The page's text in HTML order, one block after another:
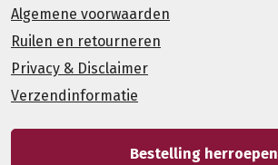
Algemene voorwaarden
Ruilen en retourneren
Privacy & Disclaimer
Verzendinformatie
Bestelling herroepen